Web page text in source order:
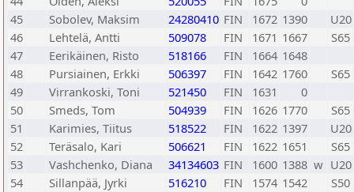
45
Sobolev, Maksim 24280410 FIN 1672 1390
U20
46
Lehtelä, Antti 509078 FIN 1671 1667
S65
47
Eerikäinen, Risto 518166 FIN 1664 1648
48
Pursiainen, Erkki 506397 FIN 1642 1760
S65
49
Virrankoski, Toni 521450 FIN 1631
0
50
Smeds, Tom 504939 FIN 1626 1770
S65
51
Karimies, Tiitus 518522 FIN 1622 1397
U20
52
Teräsalo, Kari 506621 FIN 1622 1651
S65
53
Vashchenko, Diana 34134603 FIN 1600 1388 w U20
54
Sillanpää, Jyrki 516210 FIN 1574 1542
S50